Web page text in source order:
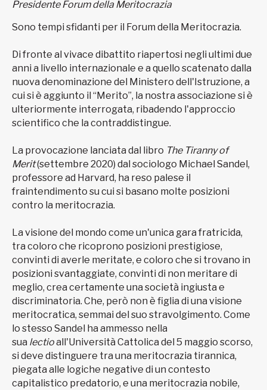
Presidente Forum della Meritocrazia
Sono tempi sfidanti per il Forum della Meritocrazia.
Di fronte al vivace dibattito riapertosi negli ultimi due
anni a livello internazionale e a quello scatenato dalla
nuova denominazione del Ministero dell'Istruzione, a
cui si è aggiunto il “Merito”, la nostra associazione si è
ulteriormente interrogata, ribadendo l'approccio
scientifico che la contraddistingue.
La provocazione lanciata dal libro The Tiranny of
Merit(settembre 2020) dal sociologo Michael Sandel,
professore ad Harvard, ha reso palese il
fraintendimento su cui si basano molte posizioni
contro la meritocrazia.
La visione del mondo come un'unica gara fratricida,
tra coloro che ricoprono posizioni prestigiose,
convinti di averle meritate, e coloro che si trovano in
posizioni svantaggiate, convinti di non meritare di
meglio, crea certamente una società ingiusta e
discriminatoria. Che, però non è figlia di una visione
meritocratica, semmai del suo stravolgimento. Come
lo stesso Sandel ha ammesso nella
sua lectioall'Università Cattolica del 5 maggio scorso,
si deve distinguere tra una meritocrazia tirannica,
piegata alle logiche negative di un contesto
capitalistico predatorio, e una meritocrazia nobile,